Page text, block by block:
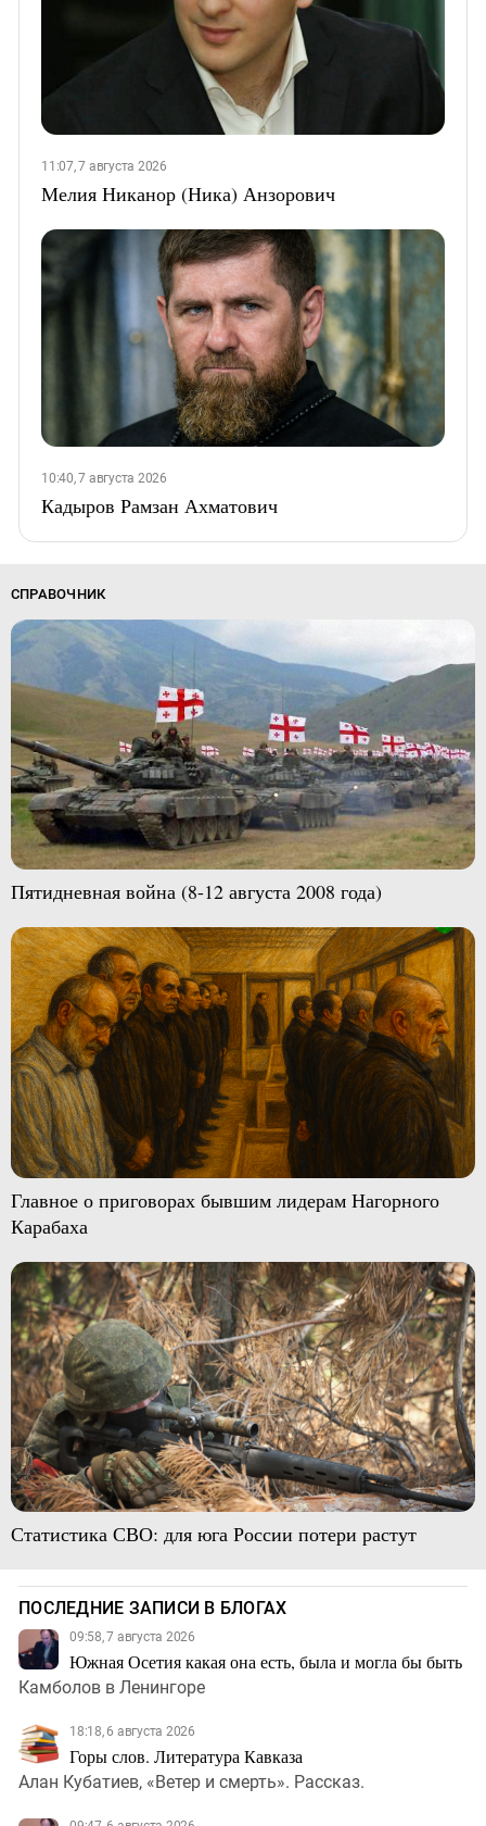
11:07, 7 августа 2026
Мелия Никанор (Ника) Анзорович
10:40, 7 августа 2026
Кадыров Рамзан Ахматович
СПРАВОЧНИК
Пятидневная война (8-12 августа 2008 года)
Главное о приговорах бывшим лидерам Нагорного
Карабаха
Статистика СВО: для юга России потери растут
ПОСЛЕДНИЕ ЗАПИСИ В БЛОГАХ
09:58, 7 августа 2026
Южная Осетия какая она есть, была и могла бы быть
Камболов в Ленингоре
18:18, 6 августа 2026
Горы слов. Литература Кавказа
Алан Кубатиев, «Ветер и смерть». Рассказ.